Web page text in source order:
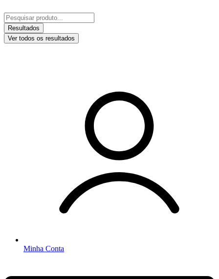
para
o
conteúdo
Pesquisar
...Resultados
Ver todos os resultados
Minha Conta